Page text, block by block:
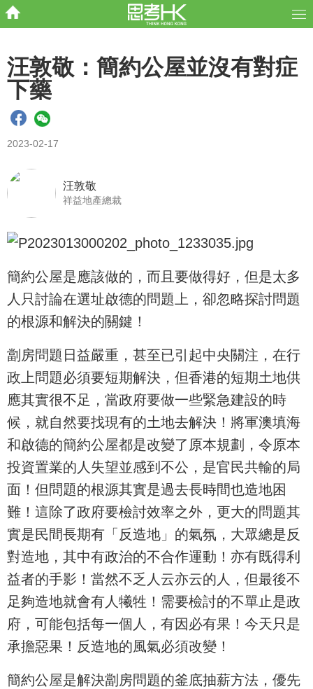
汪敦敬：簡約公屋並沒有對症
下藥
2023-02-17
汪敦敬
祥益地產總裁
簡約公屋是應該做的，而且要做得好，但是太多
人只討論在選址啟德的問題上，卻忽略探討問題
的根源和解決的關鍵！
劏房問題日益嚴重，甚至已引起中央關注，在行
政上問題必須要短期解決，但香港的短期土地供
應其實很不足，當政府要做一些緊急建設的時
候，就自然要找現有的土地去解決！將軍澳填海
和啟德的簡約公屋都是改變了原本規劃，令原本
投資置業的人失望並感到不公，是官民共輸的局
面！但問題的根源其實是過去長時間也造地困
難！這除了政府要檢討效率之外，更大的問題其
實是民間長期有「反造地」的氣氛，大眾總是反
對造地，其中有政治的不合作運動！亦有既得利
益者的手影！當然不乏人云亦云的人，但最後不
足夠造地就會有人犧牲！需要檢討的不單止是政
府，可能包括每一個人，有因必有果！今天只是
承擔惡果！反造地的風氣必須改變！
簡約公屋是解決劏房問題的釜底抽薪方法，優先